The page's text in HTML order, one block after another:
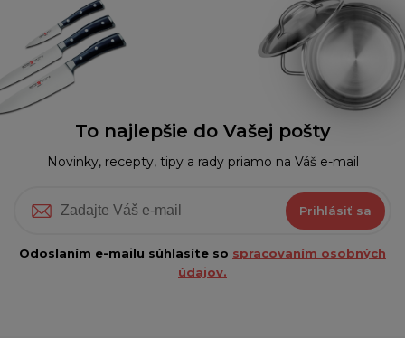
To najlepšie do Vašej pošty
Novinky, recepty, tipy a rady priamo na Váš e-mail
Prihlásiť sa
Odoslaním e-mailu súhlasíte so spracovaním osobných
údajov.